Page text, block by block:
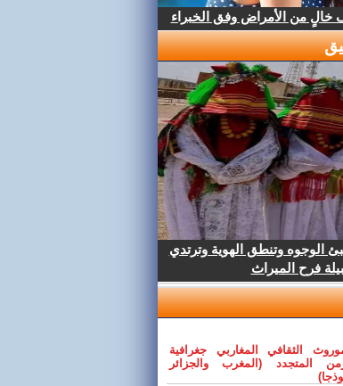
خالٍ من الأمراض وفق الخبراء
الوجوه وتنطق الهوية وترتدي
فرح الميراث
الثقافي المغاربي جغرافية
المتجدد (المغرب والجزائر